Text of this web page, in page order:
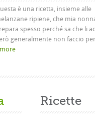
è una ricetta, insieme alle
ripiene, che mia
spesso perché sa che li
generalmente non faccio
Ricette